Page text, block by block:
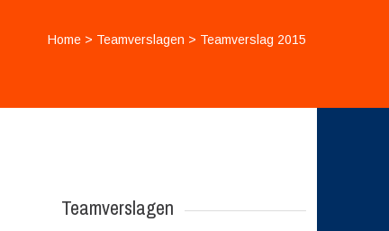
Home > Teamverslagen > Teamverslag 2015
Teamverslagen